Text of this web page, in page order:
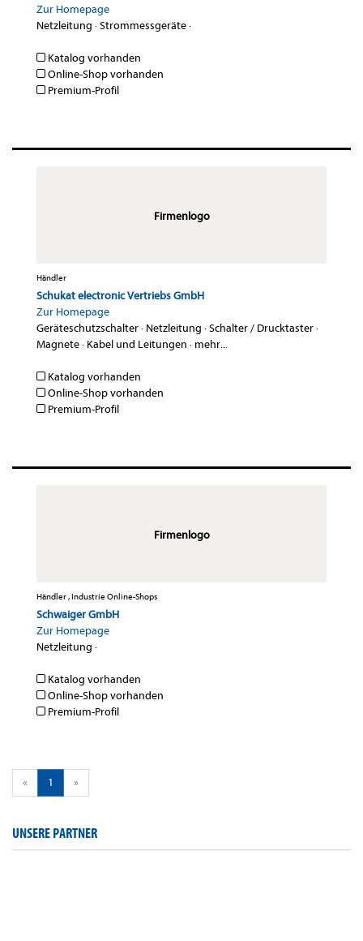
Zur Homepage
Netzleitung ·Strommessgeräte·
Katalog vorhanden
Online-Shop vorhanden
Premium-Profil
Firmenlogo
Händler
Schukat electronic Vertriebs GmbH
Zur Homepage
Geräteschutzschalter· Netzleitung ·Schalter / Drucktaster·
Magnete· Kabel und Leitungen · mehr...
Katalog vorhanden
Online-Shop vorhanden
Premium-Profil
Firmenlogo
Händler , Industrie Online-Shops
Schwaiger GmbH
Zur Homepage
Netzleitung ·
Katalog vorhanden
Online-Shop vorhanden
Premium-Profil
« 1 »
UNSERE PARTNER